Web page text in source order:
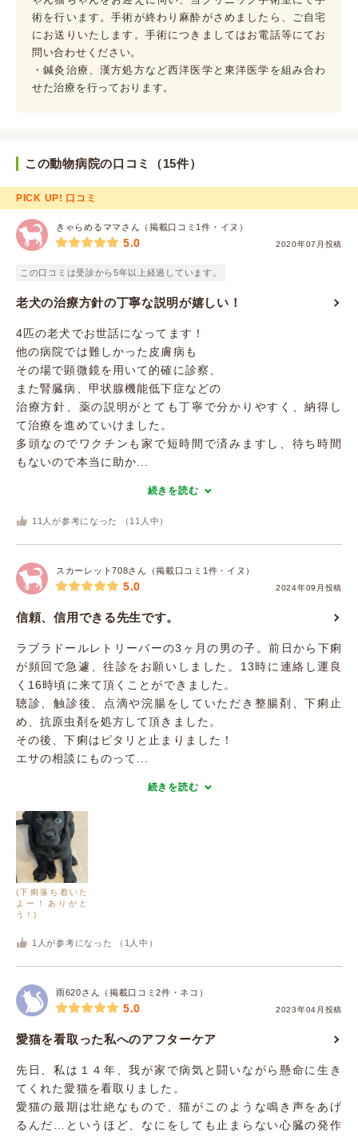
術を行います。手術が終わり麻酔がさめましたら、ご自宅
にお送りいたします。手術につきましてはお電話等にてお
問い合わせください。
・鍼灸治療、漢方処方など西洋医学と東洋医学を組み合わ
せた治療を行っております。
この動物病院の口コミ（15件）
PICK UP! 口コミ
きゃらめるママさん（掲載口コミ1件・イヌ）
2020年07月投稿
5.0
この口コミは受診から5年以上経過しています。
老犬の治療方針の丁寧な説明が嬉しい！
4匹の老犬でお世話になってます！
他の病院では難しかった皮膚病も
その場で顕微鏡を用いて的確に診察、
また腎臓病、甲状腺機能低下症などの
治療方針、薬の説明がとても丁寧で分かりやすく、納得し
て治療を進めていけました。
多頭なのでワクチンも家で短時間で済みますし、待ち時間
もないので本当に助か...
続きを読む
11 人が参考になった （ 11 人中）
スカーレット708さん（掲載口コミ1件・イヌ）
2024年09月投稿
5.0
信頼、信用できる先生です。
ラブラドールレトリーバーの3ヶ月の男の子。前日から下痢
が頻回で急遽、往診をお願いしました。13時に連絡し運良
く16時頃に来て頂くことができました。
聴診、触診後、点滴や浣腸をしていただき整腸剤、下痢止
め、抗原虫剤を処方して頂きました。
その後、下痢はピタリと止まりました！
エサの相談にものって...
続きを読む
(下痢落ち着いた
よー！ありがと
う！)
1 人が参考になった （ 1 人中）
雨620さん（掲載口コミ2件・ネコ）
2023年04月投稿
5.0
愛猫を看取った私へのアフターケア
先日、私は１４年、我が家で病気と闘いながら懸命に生き
てくれた愛猫を看取りました。
愛猫の最期は壮絶なもので、猫がこのような鳴き声をあげ
るんだ…というほど、なにをしても止まらない心臓の発作